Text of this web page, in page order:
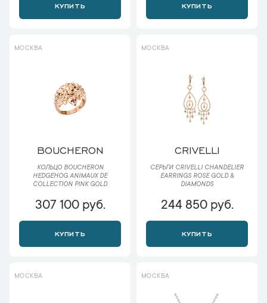
КУПИТЬ КУПИТЬ
МОСКВА
BOUCHERON
КОЛЬЦО BOUCHERON
HEDGEHOG ANIMAUX DE
COLLECTION PINK GOLD
307 100 руб.
КУПИТЬ
МОСКВА
CRIVELLI
СЕРЬГИ CRIVELLI CHANDELIER
EARRINGS ROSE GOLD &
DIAMONDS
244 850 руб.
КУПИТЬ
МОСКВА МОСКВА